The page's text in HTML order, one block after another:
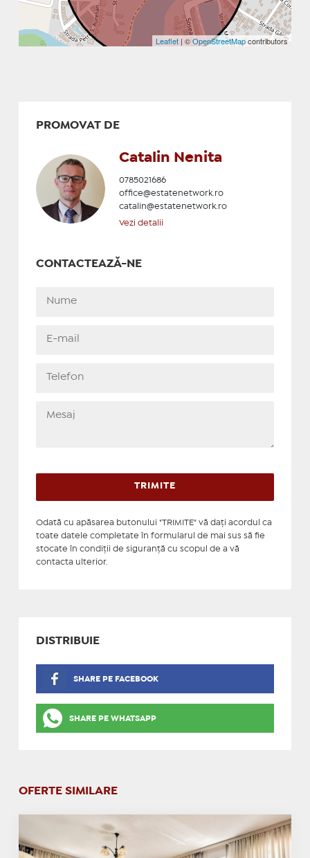
Leaflet | ©OpenStreetMapcontributors
PROMOVAT DE
Catalin Nenita
0785021686
office@estatenetwork.ro
catalin@estatenetwork.ro
Vezi detalii
CONTACTEAZĂ-NE
Odată cu apăsarea butonului "TRIMITE" vă daţi acordul ca
toate datele completate în formularul de mai sus să fie
stocate în condiţii de siguranţă cu scopul de a vă
contacta ulterior.
DISTRIBUIE
SHARE PE FACEBOOK
SHARE PE WHATSAPP
OFERTE SIMILARE